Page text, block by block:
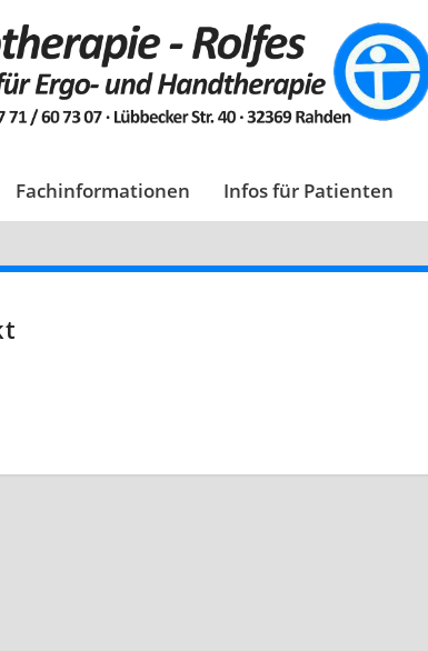
Fachinformationen Infos für Patienten